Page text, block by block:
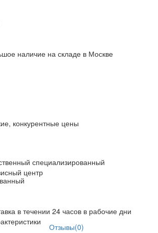
наличие на складе в Москве
конкурентные цены
специализированный
центр
в течении 24 часов в рабочие дни
Отзывы(0)